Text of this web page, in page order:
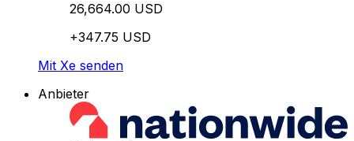
26,664.00 USD
+347.75 USD
Mit Xe senden
Anbieter